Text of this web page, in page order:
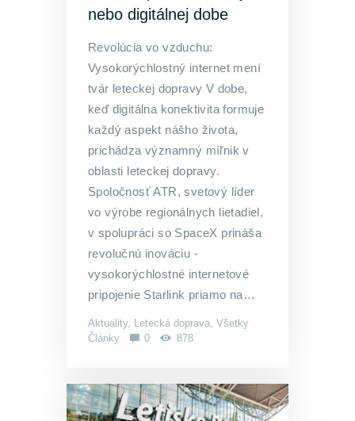
nebo digitálnej dobe
Revolúcia vo vzduchu:
Vysokorýchlostný internet mení
tvár leteckej dopravy V dobe,
keď digitálna konektivita formuje
každý aspekt nášho života,
prichádza významný míľnik v
oblasti leteckej dopravy.
Spoločnosť ATR, svetový líder
vo výrobe regionálnych lietadiel,
v spolupráci so SpaceX prináša
revolučnú inováciu -
vysokorýchlostné internetové
pripojenie Starlink priamo na…
Aktuality, Letecká doprava Všetky
Články
0 878